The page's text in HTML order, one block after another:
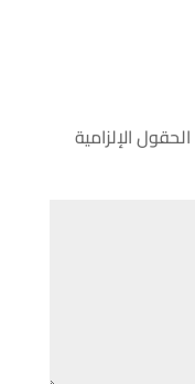
الحقول الإلزامية